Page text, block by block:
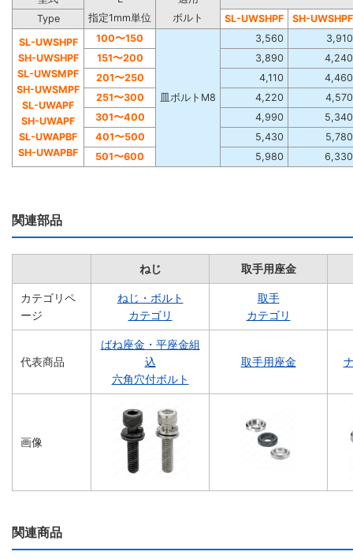
Type
指定1mm単位 ボルト SL-UWSHPF
SH-UWSHPF
SL-UWSHPF
SH-UWSHPF
SL-UWSMPF
SH-UWSMPF
SL-UWAPF
SH-UWAPF
SL-UWAPBF
SH-UWAPBF
100〜150
皿ボルトM8
3,560
3,910
151〜200
3,890
4,240
201〜250
4,110
4,460
251〜300
4,220
4,570
301〜400
4,990
5,340
401〜500
5,430
5,780
501〜600
5,980 6,330
関連部品
ねじ 取手用座金
カテゴリペ
ージ
ねじ・ボルト
カテゴリ
取手
カテゴリ
代表商品
ばね座金・平座金組
込
六角穴付ボルト
取手用座金
画像
関連商品